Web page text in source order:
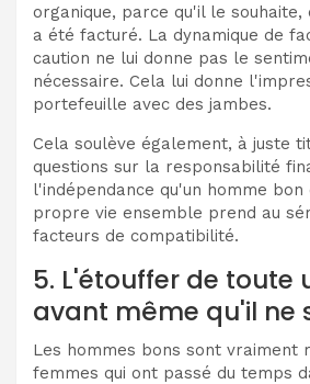
organique, parce qu'il le
a été facturé. La dynamique de
caution ne lui donne pas le
nécessaire. Cela lui donne
portefeuille avec des jambes.
Cela soulève également, à juste
questions sur la responsabilité
l'indépendance qu'un homme bon
propre vie ensemble prend au
facteurs de compatibilité.
5. L'étouffer de toute
avant même qu'il ne
Les hommes bons sont vraiment
femmes qui ont passé du temps